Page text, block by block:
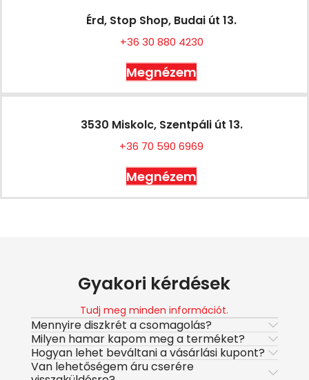
Érd, Stop Shop, Budai út 13.
+36 30 880 4230
Megnézem
3530 Miskolc, Szentpáli út 13.
+36 70 590 6969
Megnézem
Gyakori kérdések
Tudj meg minden információt.
Mennyire diszkrét a csomagolás?
Milyen hamar kapom meg a terméket?
Hogyan lehet beváltani a vásárlási kupont?
Van lehetőségem áru cserére